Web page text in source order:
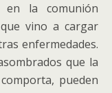
la comunión
vino a cargar
enfermedades.
que la
pueden